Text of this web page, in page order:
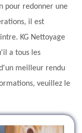
pour redonner une
il est
KG Nettoyage
a tous les
meilleur rendu
veuillez le